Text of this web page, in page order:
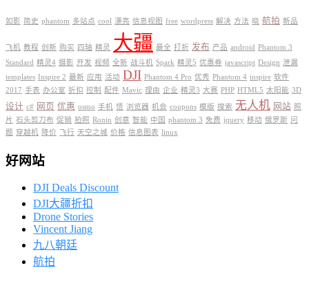
如影 简史 phantom 多站点 cool 漂亮 信息视图 free wordpress 解决 方法 晓 航拍 新品
飞机 教程 创新 购买 四轴 精灵 大疆 最全 打折 发布 产品 android Phantom 3
Standard 精灵4 摄影 开发 视频 全新 战斗机 Spark 精灵5 优惠券 javascript Design 泄漏
templates Inspire 2 最新 应用 活动 DJI Phantom 4 Pro 优秀 Phantom 4 inspire 软件
2017 手表 办公室 折扣 控制 配件 Mavic 理由 企业 精灵3 大赛 PHP HTML5 太阳能 3D
设计 c# 网页 优惠 osmo 手机 悟 浏览器 机会 coupons 模版 搜索 无人机 网站 照
片 石头剪刀布 促销 拍照 Ronin 创意 智能 中国 phantom 3 免费 jquery 移动 俄罗斯 问
题 穿越机 降价 飞行 天空之城 价格 信息图表 linux
好网站
DJI Deals Discount
DJI大疆折扣
Drone Stories
Vincent Jiang
九八朝廷
航拍